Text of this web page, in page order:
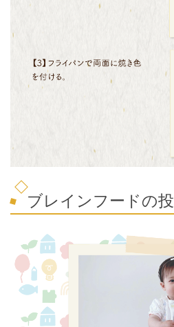
ブレインフードの投